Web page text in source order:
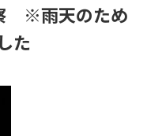
※雨天のため
た